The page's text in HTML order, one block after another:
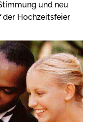
und neu
der Hochzeitsfeier